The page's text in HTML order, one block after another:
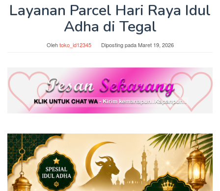
Layanan Parcel Hari Raya Idul
Adha di Tegal
Olehtoko_id12345 Diposting padaMaret 19, 2026